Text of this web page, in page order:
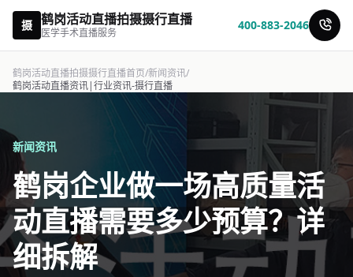
摄 鹤岗活动直播拍摄摄行直播
医学手术直播服务
400-883-2046
鹤岗活动直播拍摄摄行直播首页/新闻资讯/
鹤岗活动直播资讯|行业资讯-摄行直播
新闻资讯
鹤岗企业做一场高质量活
动直播需要多少预算？详
细拆解